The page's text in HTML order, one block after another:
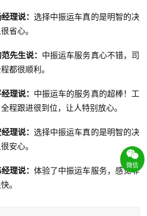
理说： 选择中振运车真的是明智的决
省心。
先生说： 中振运车服务真心不错，司
都很顺利。
理说： 中振运车的服务真的超棒！工
程跟进很到位，让人特别放心。
理说： 选择中振运车真的是明智的决
安心。
理说： 体验了中振运车服务，感觉非
。
微信